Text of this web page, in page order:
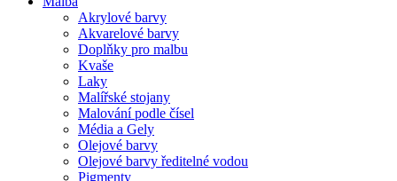
Akrylové barvy
Akvarelové barvy
Doplňky pro malbu
Kvaše
Laky
Malířské stojany
Malování podle čísel
Média a Gely
Olejové barvy
Olejové barvy ředitelné vodou
Pigmenty